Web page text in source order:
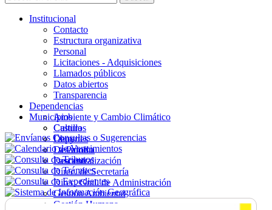
Institucional
Contacto
Estructura organizativa
Personal
Licitaciones - Adquisiciones
Llamados públicos
Datos abiertos
Transparencia
Dependencias
Ambiente y Cambio Climático
Cultura
Deportes
Desarrollo
Descentralización
Direc. de Secretaría
Direc. Gral. de Administración
Gestión Ambiental
Gestión Humana
Municipios
Castillos
Chuy
La Paloma
Lascano